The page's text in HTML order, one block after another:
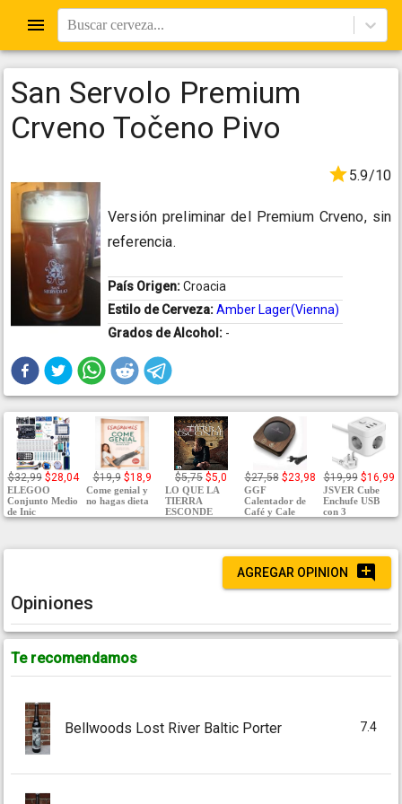
Buscar cerveza...
San Servolo Premium
Crveno Točeno Pivo
5.9/10
Versión preliminar del Premium Crveno, sin
referencia.
País Origen:Croacia
Estilo de Cerveza:Amber Lager(Vienna)
Grados de Alcohol: -
$32,99 $28,04
ELEGOO
Conjunto Medio
de Inic
$19,9 $18,9
Come genial y
no hagas dieta
$5,75 $5,0
LO QUE LA
TIERRA
ESCONDE
$27,58 $23,98
GGF
Calentador de
Café y Cale
$19,99 $16,99
JSVER Cube
Enchufe USB
con 3
AGREGAR OPINION
Opiniones
Te recomendamos
Bellwoods Lost River Baltic Porter 7.4